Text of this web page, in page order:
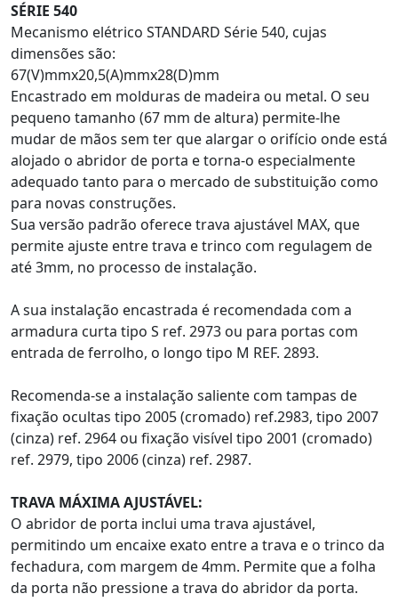
SÉRIE 540
Mecanismo elétrico STANDARD Série 540, cujas
dimensões são:
67(V)mmx20,5(A)mmx28(D)mm
Encastrado em molduras de madeira ou metal. O seu
pequeno tamanho (67 mm de altura) permite-lhe
mudar de mãos sem ter que alargar o orifício onde está
alojado o abridor de porta e torna-o especialmente
adequado tanto para o mercado de substituição como
para novas construções.
Sua versão padrão oferece trava ajustável MAX, que
permite ajuste entre trava e trinco com regulagem de
até 3mm, no processo de instalação.
A sua instalação encastrada é recomendada com a
armadura curta tipo S ref. 2973 ou para portas com
entrada de ferrolho, o longo tipo M REF. 2893.
Recomenda-se a instalação saliente com tampas de
fixação ocultas tipo 2005 (cromado) ref.2983, tipo 2007
(cinza) ref. 2964 ou fixação visível tipo 2001 (cromado)
ref. 2979, tipo 2006 (cinza) ref. 2987.
TRAVA MÁXIMA AJUSTÁVEL:
O abridor de porta inclui uma trava ajustável,
permitindo um encaixe exato entre a trava e o trinco da
fechadura, com margem de 4mm. Permite que a folha
da porta não pressione a trava do abridor da porta.